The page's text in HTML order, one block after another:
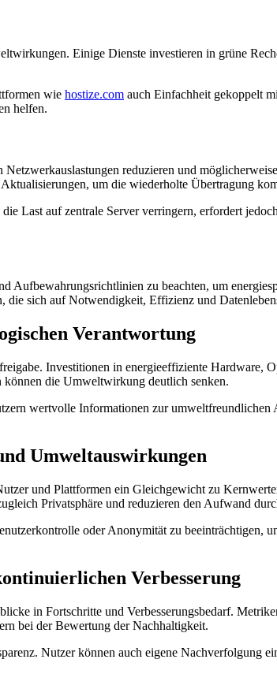
Einige Dienste investieren in grüne
wie hostize.com auch Einfachheit gekoppelt
helfen.
reduzieren und
um die wiederholte Übertragung
Last auf zentrale Server verringern, erfordert
Aufbewahrungsrichtlinien zu beachten, um
sich auf Notwendigkeit, Effizienz und
Verantwortung
Investitionen in energieeffiziente Hardware,
die Umweltwirkung deutlich senken.
wertvolle Informationen zur
Umweltauswirkungen
und Plattformen ein Gleichgewicht zu
Privatsphäre und reduzieren den Aufwand
oder Anonymität zu beeinträchtigen,
Verbesserung
in Fortschritte und Verbesserungsbedarf.
bei der Bewertung der Nachhaltigkeit.
Nutzer können auch eigene Nachverfolgung